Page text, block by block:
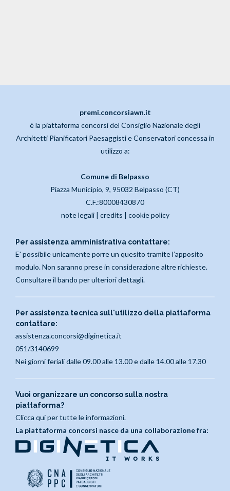
premi.concorsiawn.it
è la piattaforma concorsi del Consiglio Nazionale degli
Architetti Pianificatori Paesaggisti e Conservatori concessa in
utilizzo a:
Comune di Belpasso
Piazza Municipio, 9, 95032 Belpasso (CT)
C.F.:80008430870
note legali| credits | cookie policy
Per assistenza amministrativa contattare:
E' possibile unicamente porre un quesito tramite l’apposito
modulo. Non saranno prese in considerazione altre richieste.
Consultare il bando per ulteriori dettagli.
Per assistenza tecnica sull'utilizzo della piattaforma
contattare:
assistenza.concorsi@diginetica.it
051/3140699
Nei giorni feriali dalle 09.00 alle 13.00 e dalle 14.00 alle 17.30
Vuoi organizzare un concorso sulla nostra
piattaforma?
Clicca qui per tutte le informazioni.
La piattaforma concorsi nasce da una collaborazione fra: